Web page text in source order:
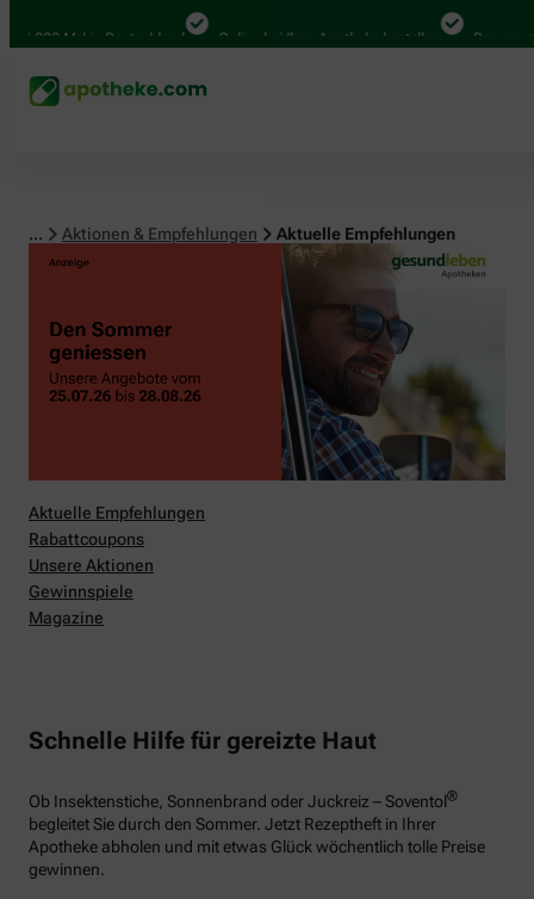
Mal in Deutschland Online bei Ihrer Apotheke bestellen Bequem
... Aktionen & Empfehlungen Aktuelle Empfehlungen
Aktuelle Empfehlungen
Rabattcoupons
Unsere Aktionen
Gewinnspiele
Magazine
Schnelle Hilfe für gereizte Haut
Ob Insektenstiche, Sonnenbrand oder Juckreiz – Soventol®
begleitet Sie durch den Sommer. Jetzt Rezeptheft in Ihrer
Apotheke abholen und mit etwas Glück wöchentlich tolle Preise
gewinnen.